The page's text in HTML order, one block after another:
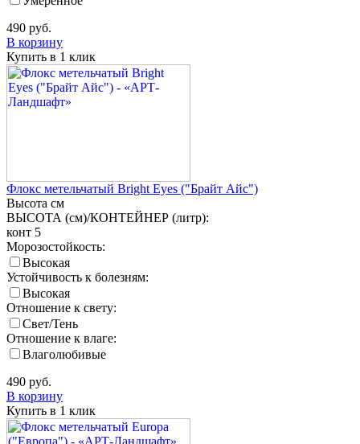
490 руб.
В корзину
Купить в 1 клик
Флокс метельчатый Bright Eyes ("Брайт Айс")
Высота см
ВЫСОТА (см)/КОНТЕЙНЕР (литр):
конт 5
Морозостойкость:
Высокая
Устойчивость к болезням:
Высокая
Отношение к свету:
Свет/Тень
Отношение к влаге:
Влаголюбивые
490 руб.
В корзину
Купить в 1 клик